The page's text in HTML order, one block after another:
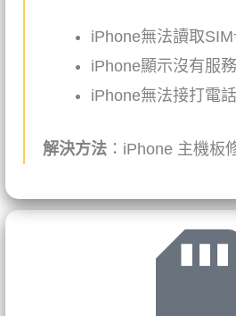
iPhone無法讀取SIM
iPhone顯示沒有服
iPhone無法接打電
解決方法 ： iPhone 主機板